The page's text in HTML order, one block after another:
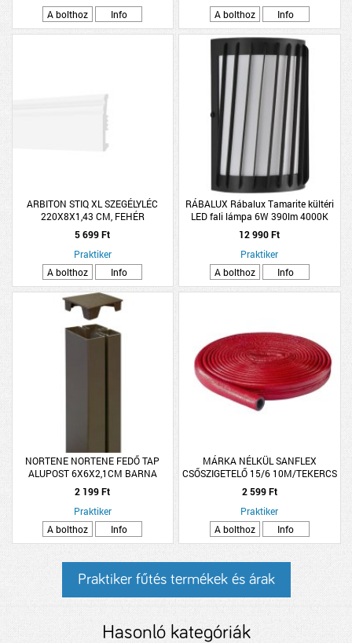
A bolthoz
Info
A bolthoz
Info
ARBITON STIQ XL SZEGÉLYLÉC
220X8X1,43 CM, FEHÉR
5 699 Ft
Praktiker
A bolthoz
Info
RÁBALUX Rábalux Tamarite kültéri
LED fali lámpa 6W 390lm 4000K
L11,5cm H18cm antracit
12 990 Ft
Praktiker
A bolthoz
Info
NORTENE NORTENE FEDŐ TAP
ALUPOST 6X6X2,1CM BARNA
2 199 Ft
Praktiker
A bolthoz
Info
MÁRKA NÉLKÜL SANFLEX
CSŐSZIGETELŐ 15/6 10M/TEKERCS
PIROS
2 599 Ft
Praktiker
A bolthoz
Info
Praktiker fűtés termékek és árak
Hasonló kategóriák